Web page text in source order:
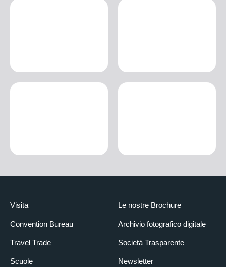
Visita
Convention Bureau
Travel Trade
Scuole
Le nostre Brochure
Archivio fotografico digitale
Società Trasparente
Newsletter